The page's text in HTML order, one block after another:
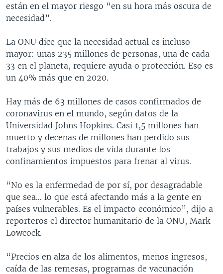
están en el mayor riesgo “en su hora más oscura de
necesidad”.
La ONU dice que la necesidad actual es incluso
mayor: unas 235 millones de personas, una de cada
33 en el planeta, requiere ayuda o protección. Eso es
un 40% más que en 2020.
Hay más de 63 millones de casos confirmados de
coronavirus en el mundo, según datos de la
Universidad Johns Hopkins. Casi 1,5 millones han
muerto y decenas de millones han perdido sus
trabajos y sus medios de vida durante los
confinamientos impuestos para frenar al virus.
“No es la enfermedad de por sí, por desagradable
que sea… lo que está afectando más a la gente en
países vulnerables. Es el impacto económico”, dijo a
reporteros el director humanitario de la ONU, Mark
Lowcock.
“Precios en alza de los alimentos, menos ingresos,
caída de las remesas, programas de vacunación